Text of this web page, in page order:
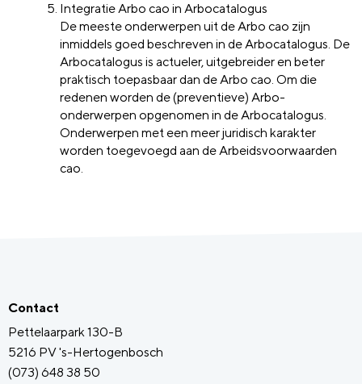
Integratie Arbo cao in Arbocatalogus
De meeste onderwerpen uit de Arbo cao zijn
inmiddels goed beschreven in de Arbocatalogus. De
Arbocatalogus is actueler, uitgebreider en beter
praktisch toepasbaar dan de Arbo cao. Om die
redenen worden de (preventieve) Arbo-
onderwerpen opgenomen in de Arbocatalogus.
Onderwerpen met een meer juridisch karakter
worden toegevoegd aan de Arbeidsvoorwaarden
cao.
Contact
Pettelaarpark 130-B
5216 PV 's-Hertogenbosch
(073) 648 38 50